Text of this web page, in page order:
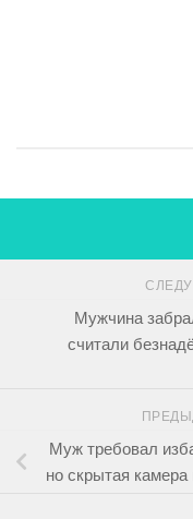
Мужчина
считали
Муж требовал
но скрытая